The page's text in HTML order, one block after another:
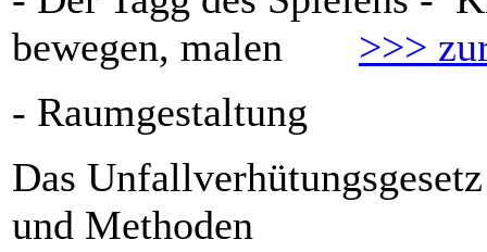
bewegen, malen >>>
- Raumgestaltung
Das
und Methoden